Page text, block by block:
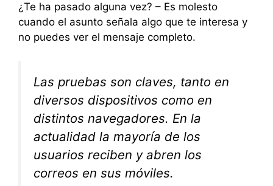
¿Te ha pasado alguna vez? – Es molesto
cuando el asunto señala algo que te interesa y
no puedes ver el mensaje completo.
Las pruebas son claves, tanto en
diversos dispositivos como en
distintos navegadores. En la
actualidad la mayoría de los
usuarios reciben y abren los
correos en sus móviles.